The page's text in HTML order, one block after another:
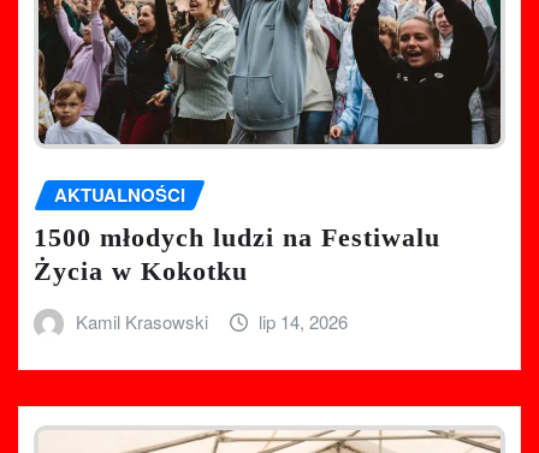
AKTUALNOŚCI
1500 młodych ludzi na Festiwalu
Życia w Kokotku
Kamil Krasowski lip 14, 2026